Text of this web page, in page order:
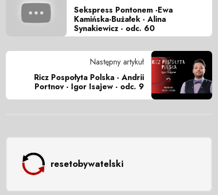
Sekspress Pontonem -Ewa
Kamińska-Bużałek - Alina
Synakiewicz - odc. 60
Następny artykuł
Ricz Pospołyta Polska - Andrii
Portnov - Igor Isajew - odc. 9
resetobywatelski